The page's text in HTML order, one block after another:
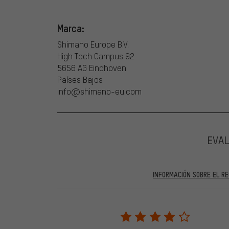
Marca:
Shimano Europe B.V.
High Tech Campus 92
5656 AG Eindhoven
Países Bajos
info@shimano-eu.com
INFORMACIÓN SOBRE EL
2022 solo se publicarán evaluaciones verificadas, lo
Solo desbloqueamos la evaluación después de
verificadas llevan una marca verde, que se aplica a